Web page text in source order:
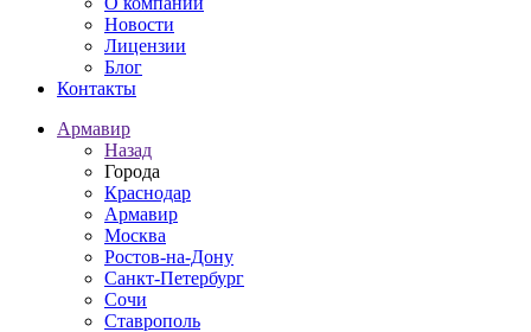
Новости
Лицензии
Блог
Контакты
Армавир
Назад
Города
Краснодар
Армавир
Москва
Ростов-на-Дону
Санкт-Петербург
Сочи
Ставрополь